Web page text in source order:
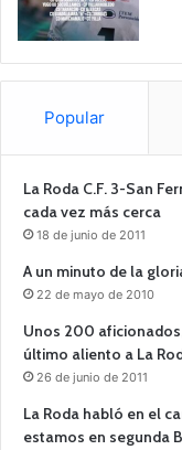
Popular
La Roda C.F. 3-San
cada vez más cerca
18 de junio de 2011
A un minuto de la
22 de mayo de 2010
Unos 200
último aliento a La
26 de junio de 2011
La Roda habló en el
estamos en segunda